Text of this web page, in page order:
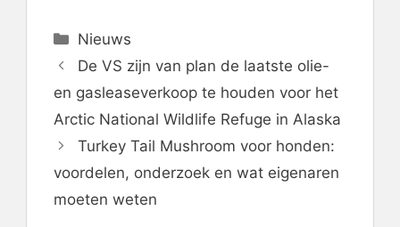
Categorieën
Nieuws
De VS zijn van plan de laatste olie-
en gasleaseverkoop te houden voor het
Arctic National Wildlife Refuge in Alaska
Turkey Tail Mushroom voor honden:
voordelen, onderzoek en wat eigenaren
moeten weten